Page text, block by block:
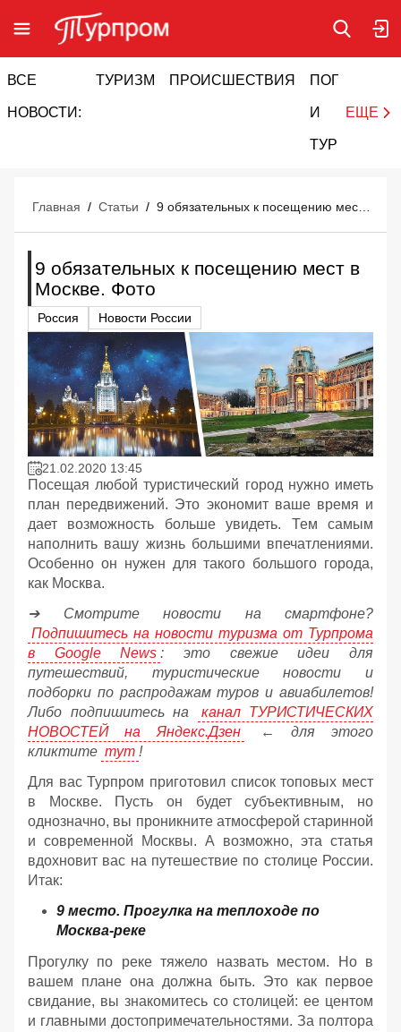
ВСЕ
НОВОСТИ:
ТУРИЗМ ПРОИСШЕСТВИЯ ПОГОДА
И
ТУРИЗМ
ЕЩЕ
Главная / Статьи /
9 обязательных к посещению мест в
Москве. Фото
Россия Новости России
21.02.2020 13:45
Посещая любой туристический город нужно иметь
план передвижений. Это экономит ваше время и
дает возможность больше увидеть. Тем самым
наполнить вашу жизнь большими впечатлениями.
Особенно он нужен для такого большого города,
как Москва.
➔ Смотрите новости на смартфоне?
Подпишитесь на новости туризма от Турпрома
в Google News : это свежие идеи для
путешествий, туристические новости и
подборки по распродажам туров и авиабилетов!
Либо подпишитесь на
канал ТУРИСТИЧЕСКИХ
НОВОСТЕЙ на Яндекс.Дзен
← для этого
кликтите тут !
Для вас Турпром приготовил список топовых мест
в Москве. Пусть он будет субъективным, но
однозначно, вы проникните атмосферой старинной
и современной Москвы. А возможно, эта статья
вдохновит вас на путешествие по столице России.
Итак:
9 место. Прогулка на теплоходе по
Москва-реке
Прогулку по реке тяжело назвать местом. Но в
вашем плане она должна быть. Это как первое
свидание, вы знакомитесь со столицей: ее центом
и главными достопримечательностями. За полтора